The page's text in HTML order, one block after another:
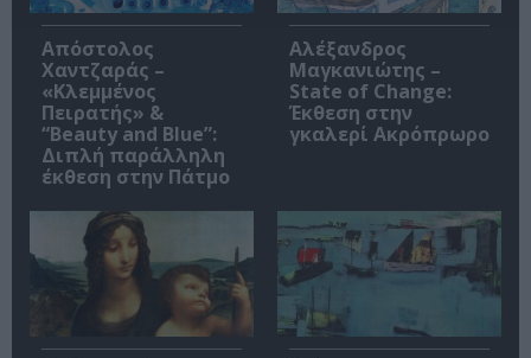
Απόστολος
Χαντζαράς –
«Κλεμμένος
Πειρατής» &
“Beauty and Blue”:
Διπλή παράλληλη
έκθεση στην Πάτμο
Αλέξανδρος
Μαγκανιώτης –
State of Change:
Έκθεση στην
γκαλερί Ακρόπρωρο